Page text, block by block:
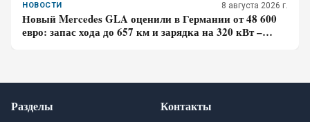
НОВОСТИ 8 августа 2026 г.
Новый Mercedes GLA оценили в Германии от 48 600
евро: запас хода до 657 км и зарядка на 320 кВт –
Разделы Контакты